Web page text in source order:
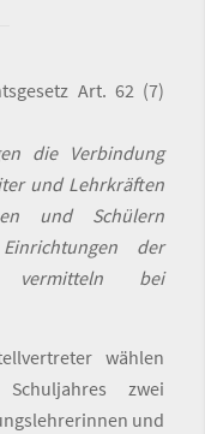
Art. 62 (7)
die Verbindung
und Lehrkräften
und Schülern
der
vermitteln bei
wählen
zwei
und